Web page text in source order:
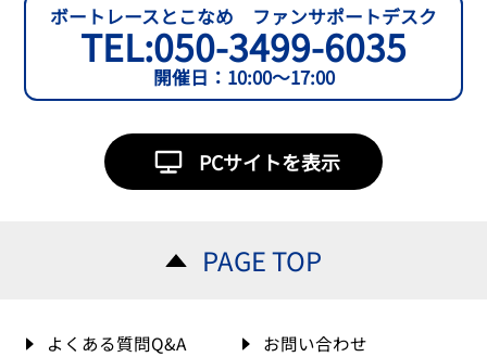
ボートレースとこなめ ファンサポートデスク
TEL:050-3499-6035
開催日：10:00～17:00
PCサイトを表示
PAGE TOP
よくある質問Q&A お問い合わせ